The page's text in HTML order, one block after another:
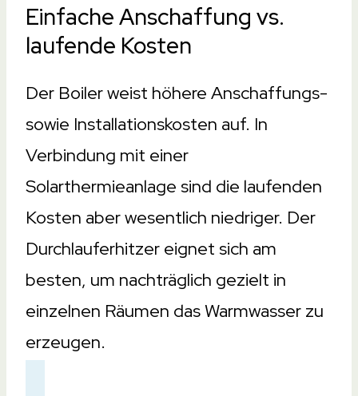
Einfache Anschaffung vs.
laufende Kosten
Der Boiler weist höhere Anschaffungs-
sowie Installationskosten auf. In
Verbindung mit einer
Solarthermieanlage sind die laufenden
Kosten aber wesentlich niedriger. Der
Durchlauferhitzer eignet sich am
besten, um nachträglich gezielt in
einzelnen Räumen das Warmwasser zu
erzeugen.